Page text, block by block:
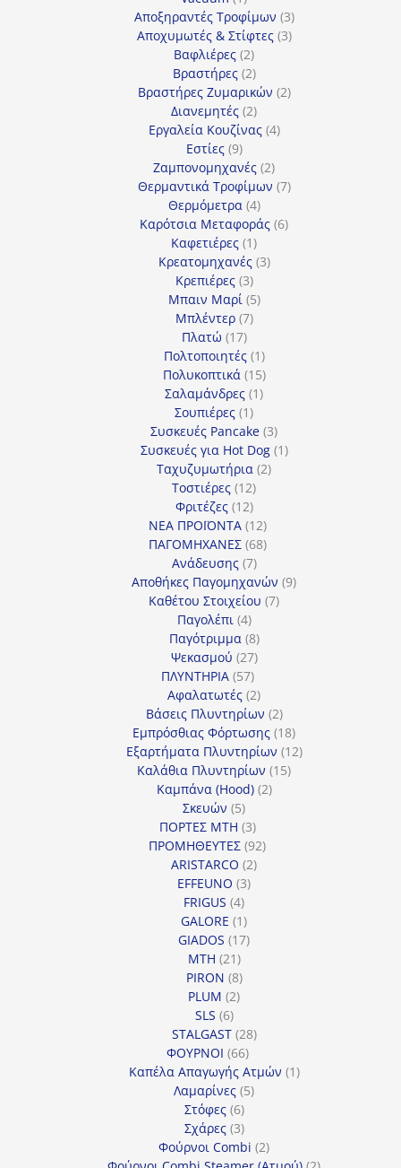
προϊόν
Αποξηραντές Τροφίμων 33
προϊόντα
Αποχυμωτές & Στίφτες 33
Βαφλιέρες 22
προϊόντα
Βραστήρες 22
προϊόντα
Βραστήρες Ζυμαρικών 22
Διανεμητές 22
προϊόντα
Εργαλεία Κουζίνας 44
Εστίες 99
προϊόντα
Ζαμπονομηχανές 22
προϊόντα
Θερμαντικά Τροφίμων 77
Θερμόμετρα 44
προϊόντα
Καρότσια Μεταφοράς 66
Καφετιέρες 11
προϊόν
Κρεατομηχανές 33
Κρεπιέρες 33
προϊόντα
Μπαιν Μαρί 55
Μπλέντερ 77
Πλατώ 1717
προϊόντα
Πολτοποιητές 11
προϊόν
Πολυκοπτικά 1515
προϊόντα
Σαλαμάνδρες 11
Σουπιέρες 11
προϊόν
Συσκευές Pancake 33
προϊόντα
Συσκευές για Hot Dog 11
Ταχυζυμωτήρια 22
Τοστιέρες 1212
προϊόντα
Φριτέζες 1212
προϊόντα
ΝΕΑ ΠΡΟΪΟΝΤΑ 1212
προϊόντα
ΠΑΓΟΜΗΧΑΝΕΣ 6868
Ανάδευσης 77
προϊόντα
Αποθήκες Παγομηχανών 99
Καθέτου Στοιχείου 77
Παγολέπι 44
προϊόντα
Παγότριμμα 88
προϊόντα
Ψεκασμού 2727
προϊόντα
ΠΛΥΝΤΗΡΙΑ 5757
προϊόντα
Αφαλατωτές 22
προϊόντα
Βάσεις Πλυντηρίων 22
προϊόντα
Εμπρόσθιας Φόρτωσης 1818
προϊόντα
Εξαρτήματα Πλυντηρίων 1212
Καλάθια Πλυντηρίων 1515
Καμπάνα (Hood) 22
Σκευών 55
προϊόντα
ΠΟΡΤΕΣ MTH 33
προϊόντα
ΠΡΟΜΗΘΕΥΤΕΣ 9292
ARISTARCO 22
EFFEUNO 33
FRIGUS 44
προϊόντα
GALORE 11
προϊόν
GIADOS 1717
MTH 2121
προϊόντα
PIRON 88
προϊόντα
PLUM 22
SLS 66
προϊόντα
STALGAST 2828
ΦΟΥΡΝΟΙ 6666
προϊόντα
Καπέλα Απαγωγής Ατμών 11
Λαμαρίνες 55
Στόφες 66
προϊόντα
Σχάρες 33
προϊόντα
Φούρνοι Combi 22